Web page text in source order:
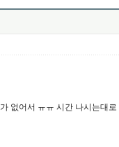
어서 ㅠㅠ 시간 나시는대로